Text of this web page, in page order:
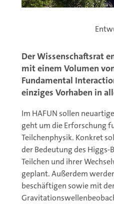
Der Wissenschaftsrat
mit einem Volumen
Fundamental
einziges Vorhaben in
Im HAFUN sollen
geht um die Erforschung
Teilchenphysik. Konkret
der Bedeutung des
Teilchen und ihrer
geplant. Außerdem
beschäftigen sowie mit